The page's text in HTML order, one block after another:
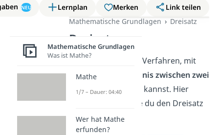
NEU Lernplan Merken
Link teilen
Mathematische Grundlagen
Dreisatz
Dreisatz
DerDreisatz
ist ein Verfahren, mit
dem du das
Verhältnis zwischen zwei
Größenbestimmen kannst. Hier
erklären wir dir, wie du den Dreisatz
anwendest.
Mathematische Grundlagen
Was ist Mathe?
Mathe
1/7 – Dauer: 04:40
Wer hat Mathe
erfunden?